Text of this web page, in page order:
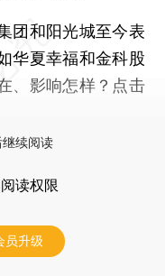
和阳光城至今表
华夏幸福和金科股
、影响怎样？点击
继续阅读
读权限
员升级